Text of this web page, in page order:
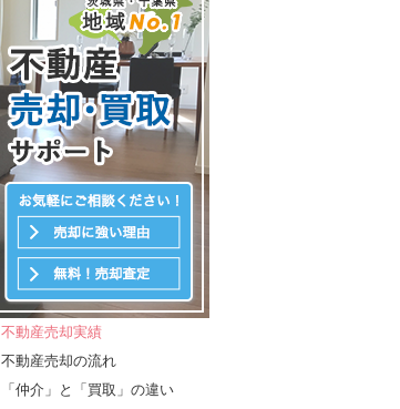
不動産売却実績
不動産売却の流れ
「仲介」と「買取」の違い